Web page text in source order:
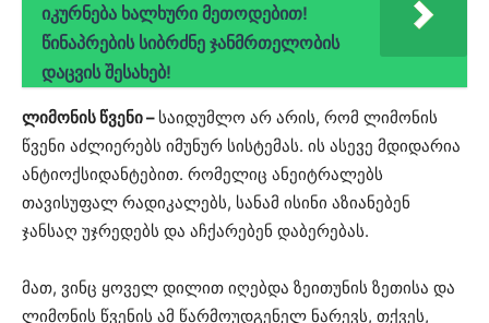
იკურნება ხალხური მეთოდებით!
წინაპრების სიბრძნე ჯანმრთელობის
დაცვის შესახებ!
ლიმონის წვენი – საიდუმლო არ არის, რომ ლიმონის
წვენი აძლიერებს იმუნურ სისტემას. ის ასევე მდიდარია
ანტიოქსიდანტებით. რომელიც ანეიტრალებს
თავისუფალ რადიკალებს, სანამ ისინი აზიანებენ
ჯანსაღ უჯრედებს და აჩქარებენ დაბერებას.
მათ, ვინც ყოველ დილით იღებდა ზეითუნის ზეთისა და
ლიმონის წვენის ამ წარმოუდგენელ ნარევს, თქვეს,